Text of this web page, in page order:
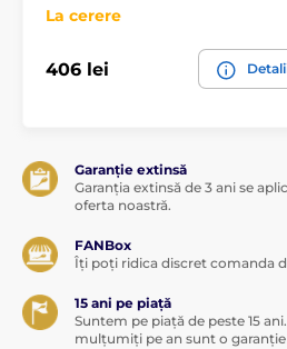
La cerere
406 lei
Garanție extinsă
Garanția extinsă de 3 ani se
oferta noastră.
FANBox
Îți poți ridica discret comanda
15 ani pe piață
Suntem pe piață de peste 15
mulțumiți pe an sunt o garanție